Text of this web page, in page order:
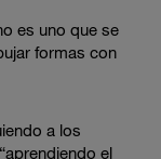
es uno que se
formas con
a los
el